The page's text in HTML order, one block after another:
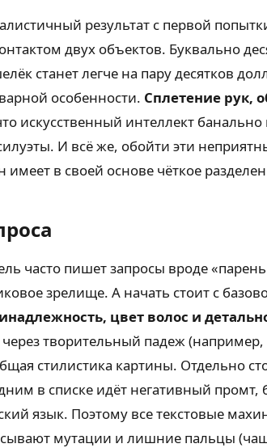
результат с первой
двух объектов. Буквально
станет легче на пару десятков
особенности. Сплетение рук,
искусственный интеллект
И всё же, обойти эти
в своей основе чёткое
часто пишет запросы вроде
зрелище. А начать стоит с
цвет волос и
через творительный падеж
стилистика картины. Отдельно
в списке идёт негативный
язык. Поэтому все текстовые
мутации и лишние пальцы